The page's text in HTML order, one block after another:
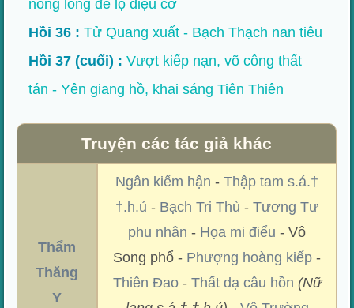
nóng lòng để lộ diệu cơ
Hồi 36 : Tử Quang xuất - Bạch Thạch nan tiêu
Hồi 37 (cuối) : Vượt kiếp nạn, võ công thất
tán - Yên giang hồ, khai sáng Tiên Thiên
Truyện các tác giả khác
Thẩm
Thăng
Y
Ngân kiếm hận -Thập tam s.á.†
†.h.ủ - Bạch Tri Thù -Tương Tư
phu nhân - Họa mi điểu - Vô
Song phổ - Phượng hoàng kiếp -
Thiên Đao- Thất dạ câu hồn (Nữ